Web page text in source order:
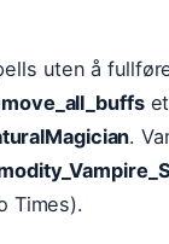
uten å
.
Times).